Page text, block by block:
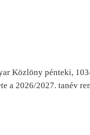
Közlöny pénteki,
a 2026/2027. tanév